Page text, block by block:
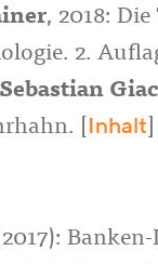
, 2018:
2.
[ Inhalt